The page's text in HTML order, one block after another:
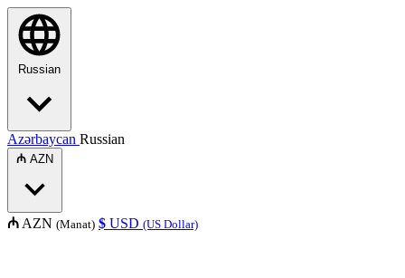
Russian
Azərbaycan Russian
₼ AZN
₼ AZN (Manat) $ USD (US Dollar)